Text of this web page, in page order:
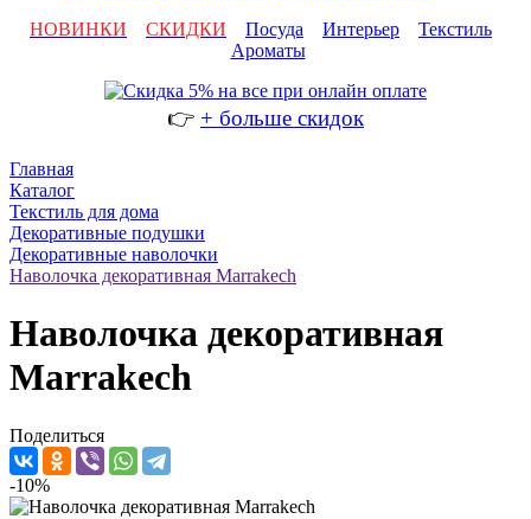
НОВИНКИ
СКИДКИ Посуда Интерьер
Текстиль
Ароматы
👉 + больше скидок
Главная
Каталог
Текстиль для дома
Декоративные подушки
Декоративные наволочки
Наволочка декоративная Marrakech
Наволочка декоративная
Marrakech
Поделиться
-10%